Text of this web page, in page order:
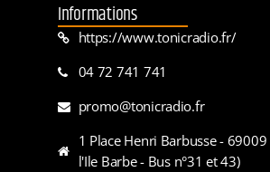
Informations
https://www.tonicradio.fr/
04 72 741 741
promo@tonicradio.fr
1 Place Henri Barbusse - 69009
l'Ile Barbe - Bus n°31 et 43)